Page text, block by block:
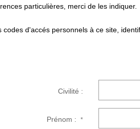
particulières, merci de les indiquer.
codes d'accés personnels à ce site,
Civilité :
Prénom :*